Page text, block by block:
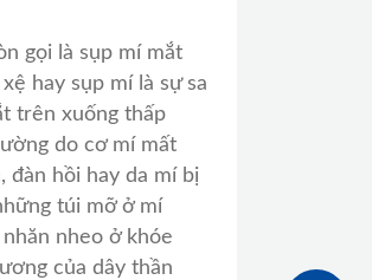
gọi là sụp mí mắt
hay sụp mí là sự sa
trên xuống thấp
do cơ mí mất
đàn hồi hay da mí bị
túi mỡ ở mí
nheo ở khóe
của dây thần